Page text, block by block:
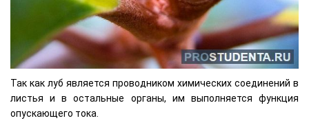
Так как луб является проводником химических соединений в
листья и в остальные органы, им выполняется функция
опускающего тока.